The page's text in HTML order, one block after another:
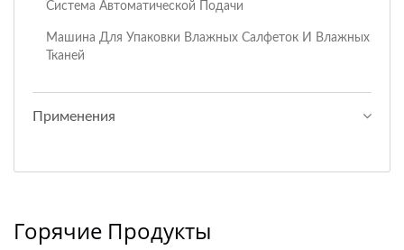
Система Автоматической Подачи
Машина Для Упаковки Влажных Салфеток И Влажных
Тканей
Применения
Горячие Продукты